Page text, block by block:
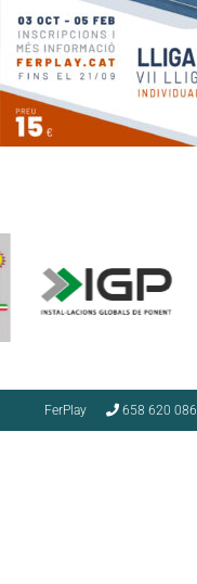
FerPlay 658 620 086